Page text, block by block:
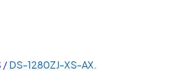
/DS-1280ZJ-XS-AX.